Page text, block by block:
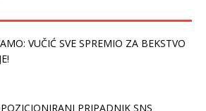
VUČIĆ SVE SPREMIO ZA BEKSTVO
PRIPADNIK SNS